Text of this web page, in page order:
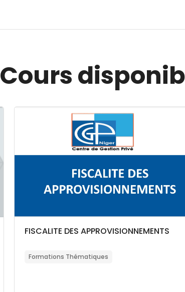
Cours
Image du cours FISCALITE DES
Catégorie de cours
Nom du cours
FISCALITE DES APPROVISIONNEMENTS
Formations Thématiques